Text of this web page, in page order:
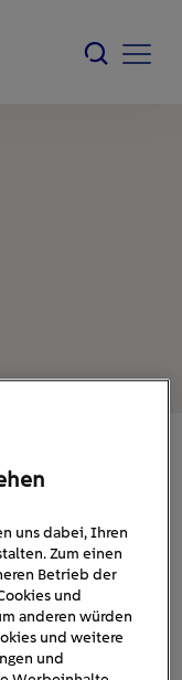
min
uns dabei, Ihren
Zum einen
Betrieb der
und
anderen würden
und weitere
und